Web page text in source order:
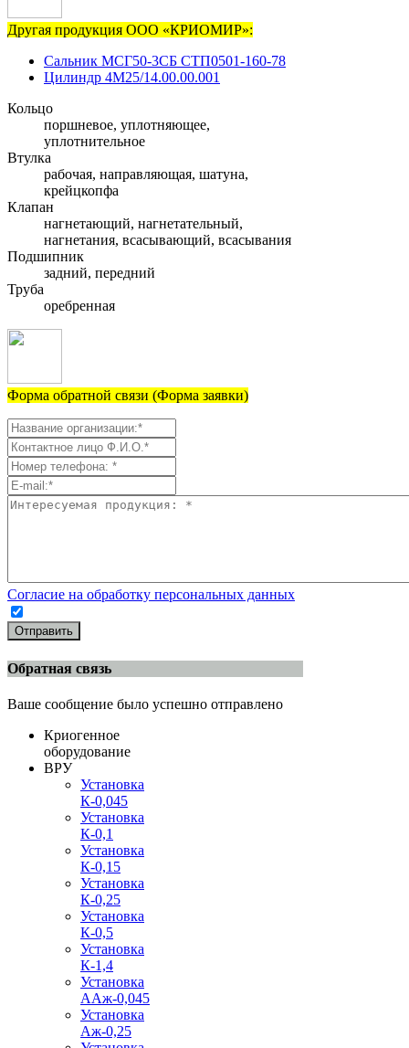
Другая продукция ООО «КРИОМИР»:
Сальник МСГ50-3СБ СТП0501-160-78
Цилиндр 4М25/14.00.00.001
Кольцо
поршневое, уплотняющее,
уплотнительное
Втулка
рабочая, направляющая, шатуна,
крейцкопфа
Клапан
нагнетающий, нагнетательный,
нагнетания, всасывающий, всасывания
Подшипник
задний, передний
Труба
оребренная
Форма обратной связи (Форма заявки)
Согласие на обработку персональных данных
Отправить
Обратная связь
Ваше сообщение было успешно отправлено
Криогенное
оборудование
ВРУ
Установка
К-0,045
Установка
К-0,1
Установка
К-0,15
Установка
К-0,25
Установка
К-0,5
Установка
К-1,4
Установка
ААж-0,045
Установка
Аж-0,25